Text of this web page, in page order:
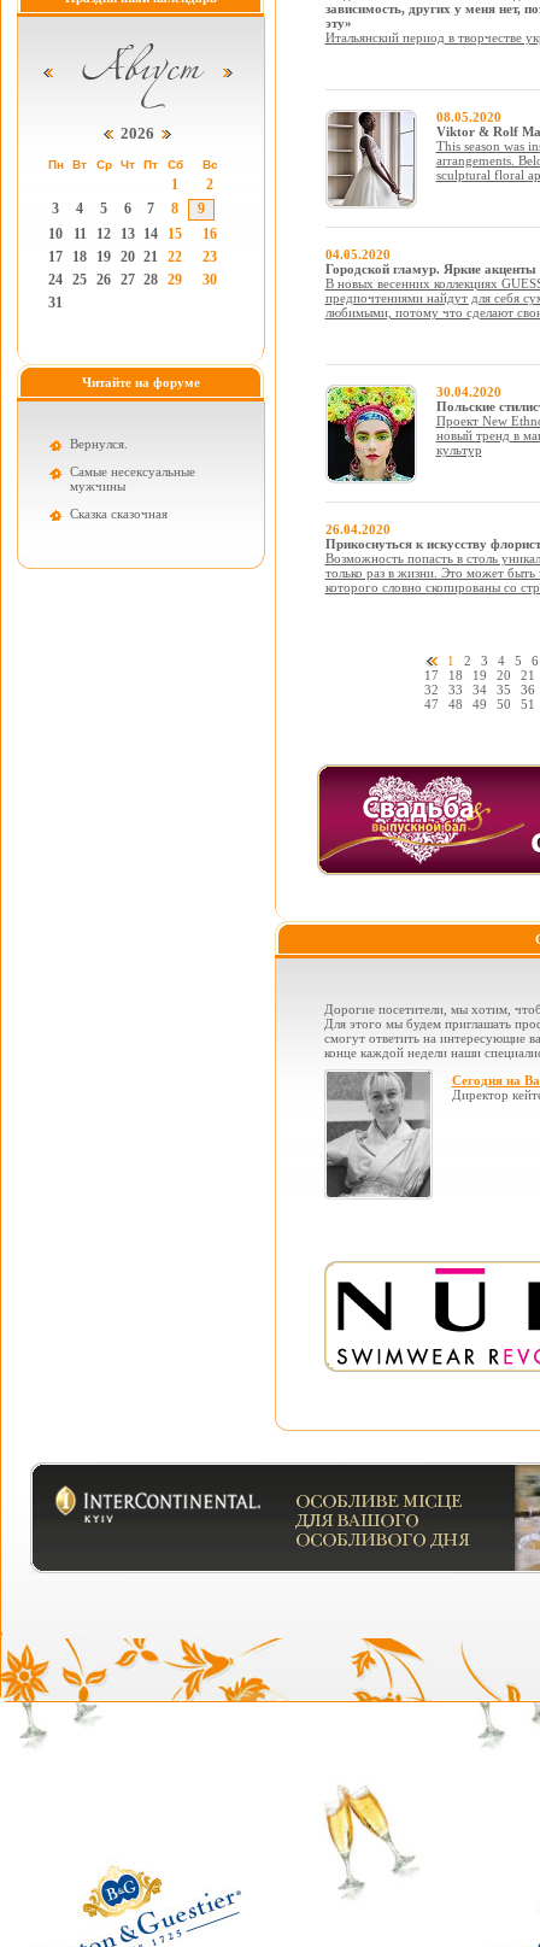
2026
Пн Вт Ср Чт Пт Сб Вс
1
2
3
4 5 6 7 8
9
10
11 12 13 14 15
16
17
18 19 20 21 22
23
24 25 26 27 28 29
30
31
Читайте на форуме
Вернулся.
Самые несексуальные
мужчины
Cказка сказочная
зависимость, других у меня нет,
эту»
Итальянский период в творчестве
08.05.2020
Viktor & Rolf
This season was
arrangements.
sculptural floral
04.05.2020
Городской гламур. Яркие акценты
В новых весенних коллекциях
предпочтениями найдут для себя
любимыми, потому что сделают
30.04.2020
Польские
Проект New
новый тренд в
культур
26.04.2020
Прикоснуться к искусству
Возможность попасть в столь
только раз в жизни. Это может быть
которого словно скопированы со
1 2 3 4 5
6
17
18 19 20
21
32
33 34 35
36
47
48 49 50 51
Дорогие посетители, мы хотим,
Для этого мы будем приглашать
смогут ответить на интересующие
конце каждой недели наши
Сегодня на
Директор